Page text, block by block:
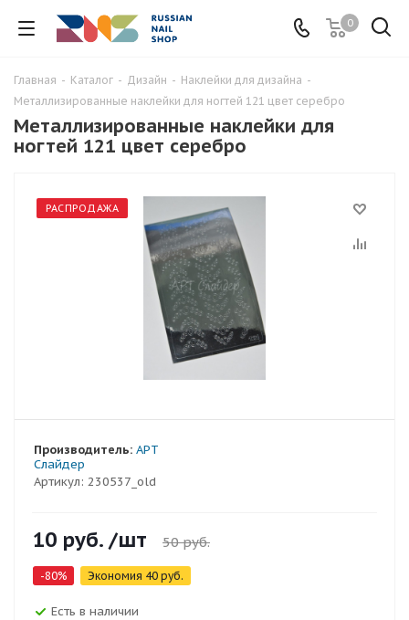
0
Главная - Каталог - Дизайн - Наклейки для дизайна -
Металлизированные наклейки для ногтей 121 цвет серебро
Металлизированные наклейки для
ногтей 121 цвет серебро
РАСПРОДАЖА
Артикул: 230537_old
Производитель: АРТ
Слайдер
10 руб. /шт 50руб.
-80% Экономия 40 руб.
Есть в наличии